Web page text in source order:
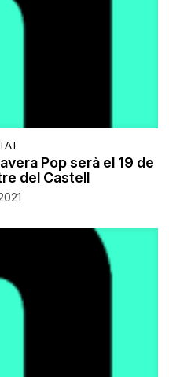
Pop serà el 19 de
del Castell